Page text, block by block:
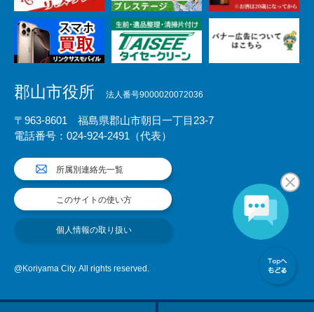
郡山市役所 法人番号9000020072036
〒963-8601 福島県郡山市朝日一丁目23-7
電話番号：024-924-2491（代表）
所属別連絡先一覧
このサイトの使い方
個人情報の取り扱い
@Koriyama City. All rights reserved.